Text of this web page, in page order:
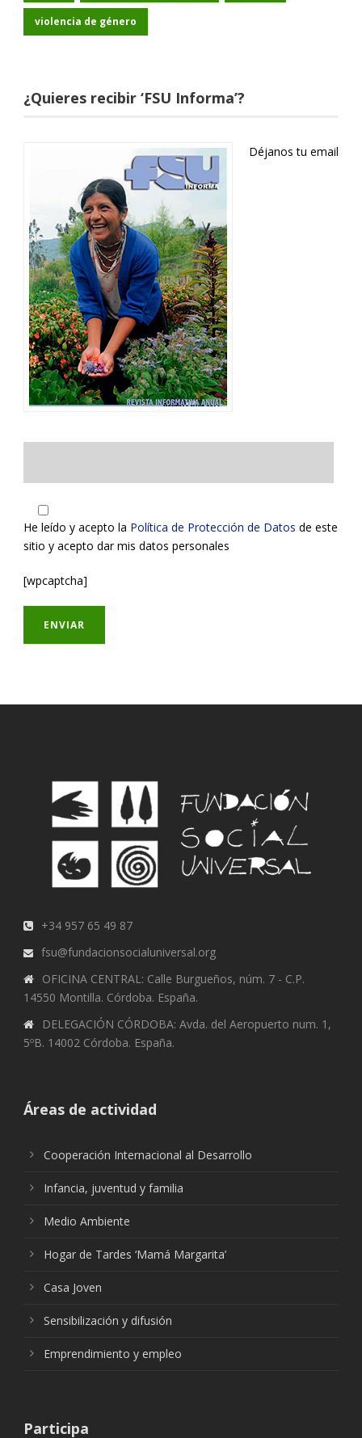
violencia de género
¿Quieres recibir ‘FSU Informa’?
Déjanos tu email
He leído y acepto la Política de Protección de Datos de este
sitio y acepto dar mis datos personales
[wpcaptcha]
+34 957 65 49 87
fsu@fundacionsocialuniversal.org
OFICINA CENTRAL: Calle Burgueños, núm. 7 - C.P.
14550 Montilla. Córdoba. España.
DELEGACIÓN CÓRDOBA: Avda. del Aeropuerto num. 1,
5ºB. 14002 Córdoba. España.
Áreas de actividad
Cooperación Internacional al Desarrollo
Infancia, juventud y familia
Medio Ambiente
Hogar de Tardes ‘Mamá Margarita’
Casa Joven
Sensibilización y difusión
Emprendimiento y empleo
Participa